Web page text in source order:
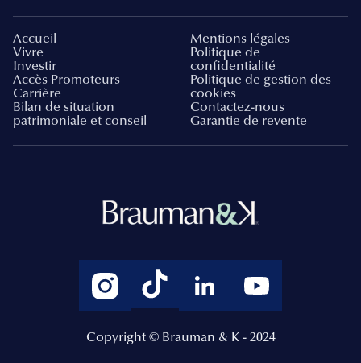
Accueil
Vivre
Investir
Accès Promoteurs
Carrière
Bilan de situation
patrimoniale et conseil
Mentions légales
Politique de
confidentialité
Politique de gestion des
cookies
Contactez-nous
Garantie de revente
Copyright © Brauman & K - 2024